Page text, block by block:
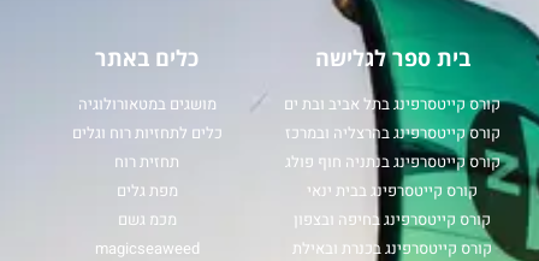
בית ספר לגלישה
קורס קייטסרפינג בתל אביב ובת ים
קורס קייטסרפינג בהרצליה ובמרכז
קורס קייטסרפינג בנתניה חוף פולג
קורס קייטסרפינג בבית ינאי
קורס קייטסרפינג בחיפה ובצפון
קורס קייטסרפינג בכנרת ובאילת
כלים באתר
מושגים במטאורולוגיה
כלים לתחזיות רוח וגלים
תחזית רוח
מפת גלים
מכמ גשם
magicseaweed